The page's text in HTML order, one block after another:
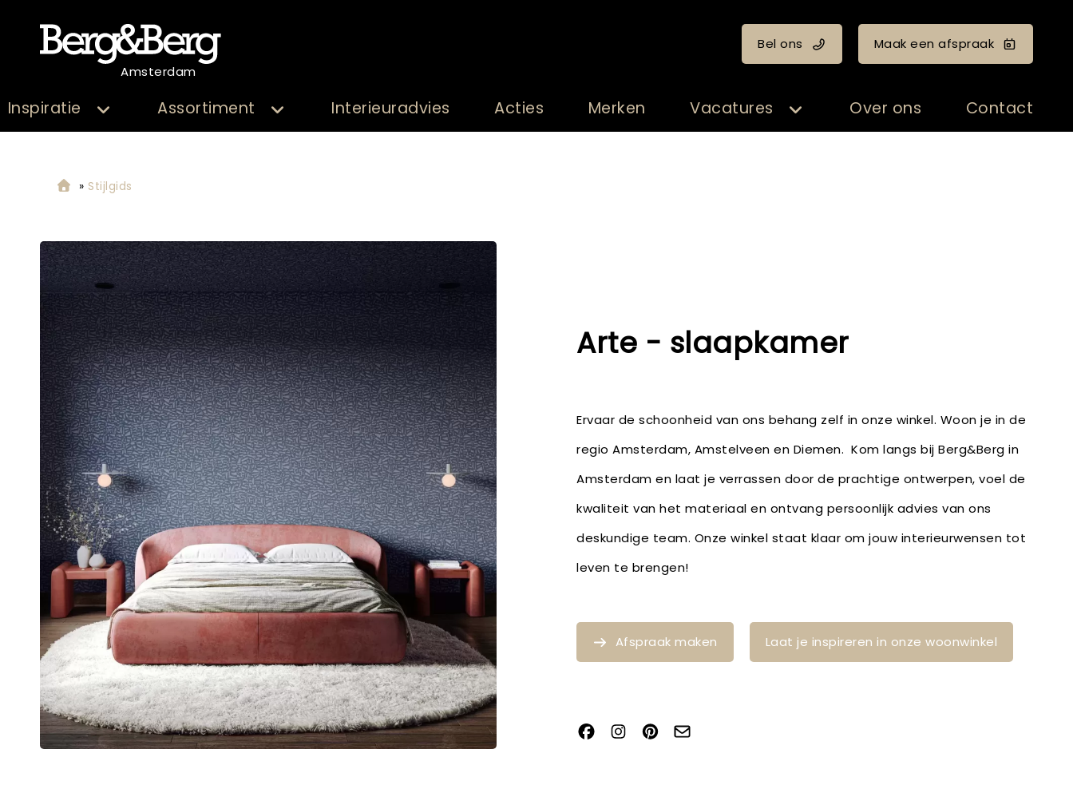
Amsterdam
Bel ons Maak een afspraak
Inspiratie Assortiment Interieuradvies Acties Merken Vacatures Over ons Contact
» Stijlgids
Arte - slaapkamer
Ervaar de schoonheid van ons behang zelf in onze winkel. Woon je in de
regio Amsterdam, Amstelveen en Diemen. Kom langs bij Berg&Berg in
Amsterdam en laat je verrassen door de prachtige ontwerpen, voel de
kwaliteit van het materiaal en ontvang persoonlijk advies van ons
deskundige team. Onze winkel staat klaar om jouw interieurwensen tot
leven te brengen!
Afspraak maken Laat je inspireren in onze woonwinkel